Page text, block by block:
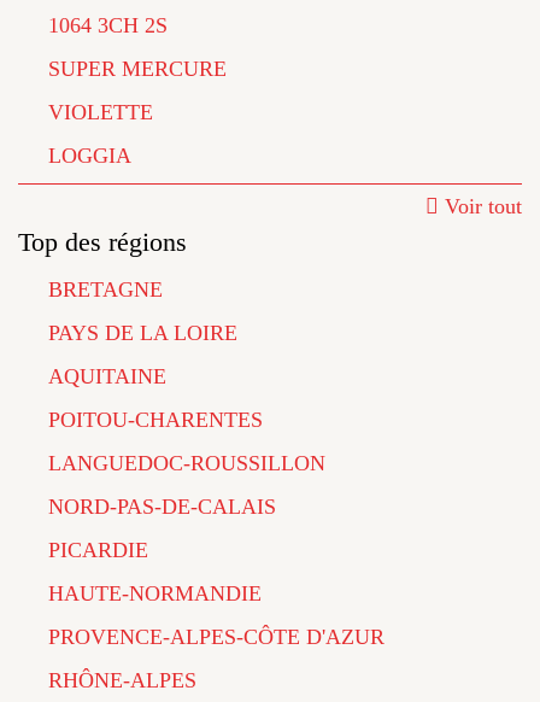
1064 3CH 2S
SUPER MERCURE
VIOLETTE
LOGGIA
Voir tout
Top des régions
BRETAGNE
PAYS DE LA LOIRE
AQUITAINE
POITOU-CHARENTES
LANGUEDOC-ROUSSILLON
NORD-PAS-DE-CALAIS
PICARDIE
HAUTE-NORMANDIE
PROVENCE-ALPES-CÔTE D'AZUR
RHÔNE-ALPES